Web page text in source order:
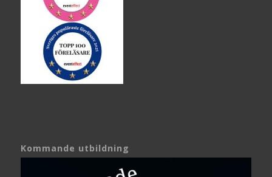
Kommande utbildning